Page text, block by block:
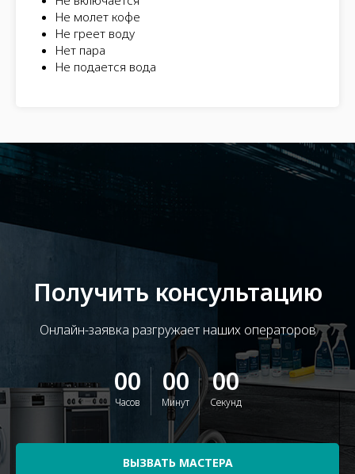
Не молет кофе
Не греет воду
Нет пара
Не подается вода
Получить консультацию
Онлайн-заявка разгружает наших операторов
00
Часов
00
Минут
00
Секунд
ВЫЗВАТЬ МАСТЕРА